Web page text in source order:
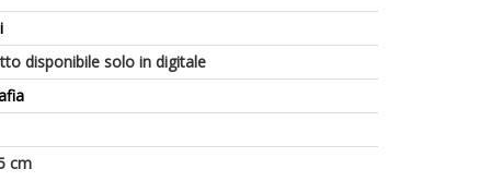
disponibile solo in digitale
cm